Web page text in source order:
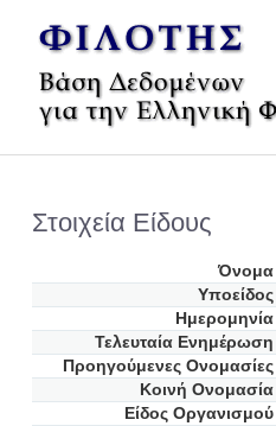
Στοιχεία Είδους
Όνομα
Υποείδος
Ημερομηνία
Τελευταία Ενημέρωση
Προηγούμενες Oνομασίες
Κοινή Ονομασία
Είδος Οργανισμού